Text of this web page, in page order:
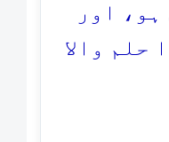
اور
حلم والا